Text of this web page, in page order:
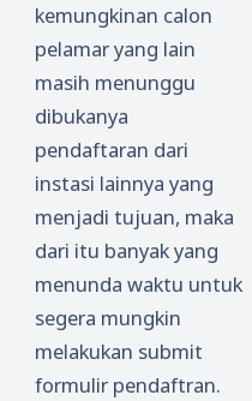
kemungkinan calon
pelamar yang lain
masih menunggu
dibukanya
pendaftaran dari
instasi lainnya yang
menjadi tujuan, maka
dari itu banyak yang
menunda waktu untuk
segera mungkin
melakukan submit
formulir pendaftran.